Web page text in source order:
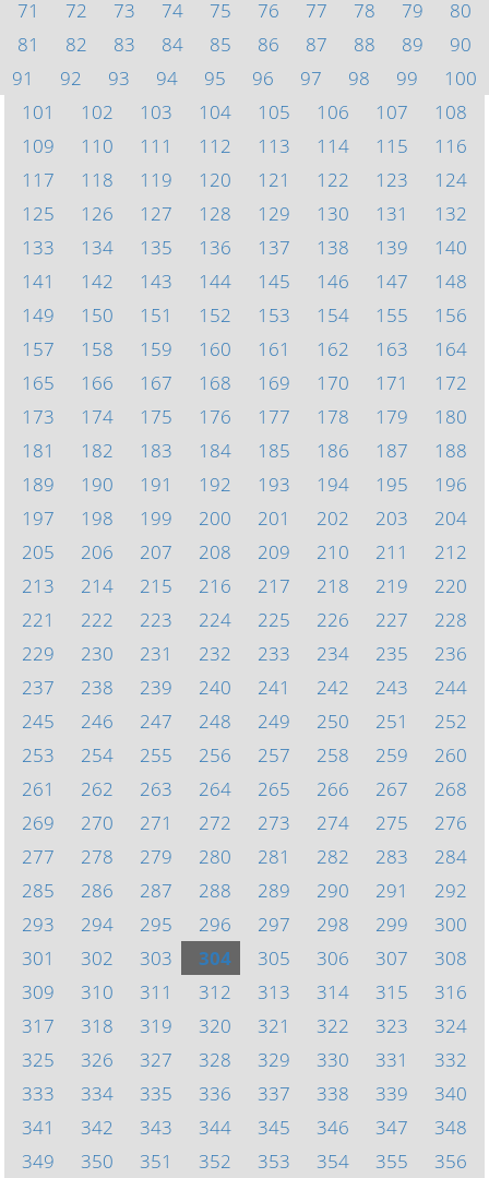
71
72 73 74 75 76 77 78 79
80
81
82 83 84 85 86 87 88 89
90
91
92 93 94 95 96 97 98 99
100
101
102 103 104 105 106 107
108
109
110 111 112 113 114 115
116
117
118 119 120 121 122 123
124
125
126 127 128 129 130 131
132
133
134 135 136 137 138 139
140
141
142 143 144 145 146 147
148
149
150 151 152 153 154 155
156
157
158 159 160 161 162 163
164
165
166 167 168 169 170 171
172
173
174 175 176 177 178 179
180
181
182 183 184 185 186 187
188
189
190 191 192 193 194 195
196
197
198 199 200 201 202 203
204
205
206 207 208 209 210 211
212
213
214 215 216 217 218 219
220
221
222 223 224 225 226 227
228
229
230 231 232 233 234 235
236
237
238 239 240 241 242 243
244
245
246 247 248 249 250 251
252
253
254 255 256 257 258 259
260
261
262 263 264 265 266 267
268
269
270 271 272 273 274 275
276
277
278 279 280 281 282 283
284
285
286 287 288 289 290 291
292
293
294 295 296 297 298 299
300
301
302 303 304 305 306 307
308
309
310 311 312 313 314 315
316
317
318 319 320 321 322 323
324
325
326 327 328 329 330 331
332
333
334 335 336 337 338 339
340
341
342 343 344 345 346 347
348
349
350 351 352 353 354 355 356